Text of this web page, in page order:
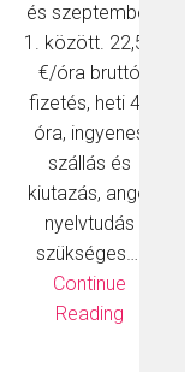
és szeptember
1. között. 22,50
€/óra bruttó
fizetés, heti 40
óra, ingyenes
szállás és
kiutazás, angol
nyelvtudás
szükséges….
Continue
Reading